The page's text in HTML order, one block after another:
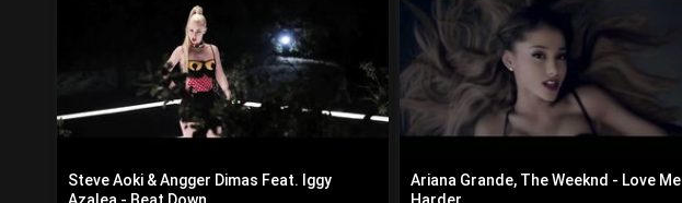
Steve Aoki & Angger Dimas Feat. Iggy
Azalea - Beat Down
Ariana Grande, The Weeknd - Love Me
Harder